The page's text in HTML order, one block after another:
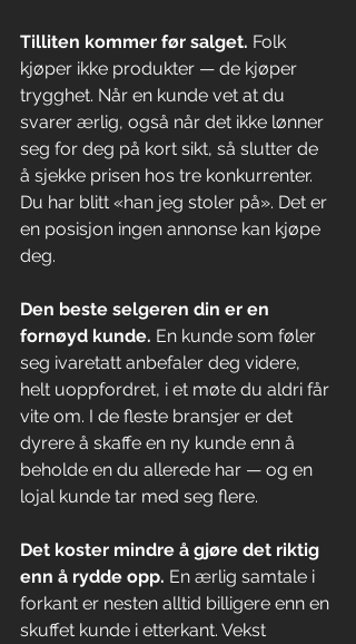
Tilliten kommer før salget. Folk
kjøper ikke produkter — de kjøper
trygghet. Når en kunde vet at du
svarer ærlig, også når det ikke lønner
seg for deg på kort sikt, så slutter de
å sjekke prisen hos tre konkurrenter.
Du har blitt «han jeg stoler på». Det er
en posisjon ingen annonse kan kjøpe
deg.
Den beste selgeren din er en
fornøyd kunde. En kunde som føler
seg ivaretatt anbefaler deg videre,
helt uoppfordret, i et møte du aldri får
vite om. I de fleste bransjer er det
dyrere å skaffe en ny kunde enn å
beholde en du allerede har — og en
lojal kunde tar med seg flere.
Det koster mindre å gjøre det riktig
enn å rydde opp. En ærlig samtale i
forkant er nesten alltid billigere enn en
skuffet kunde i etterkant. Vekst